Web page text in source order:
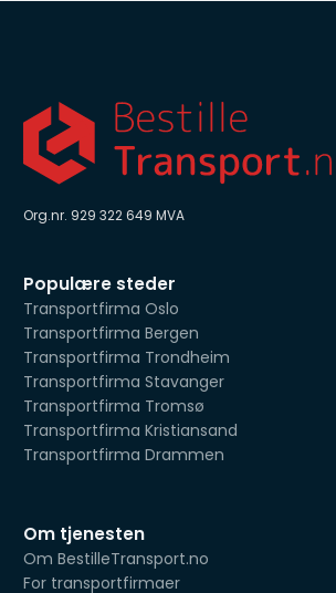
Org.nr. 929 322 649 MVA
Populære steder
Transportfirma Oslo
Transportfirma Bergen
Transportfirma Trondheim
Transportfirma Stavanger
Transportfirma Tromsø
Transportfirma Kristiansand
Transportfirma Drammen
Om tjenesten
Om BestilleTransport.no
For transportfirmaer